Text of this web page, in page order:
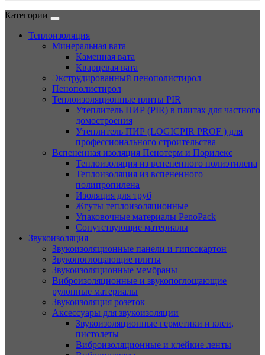
Категории
Теплоизоляция
Минеральная вата
Каменная вата
Кварцевая вата
Экструдированный пенополистирол
Пенополистирол
Теплоизоляционные плиты PIR
Утеплитель ПИР (PIR) в плитах для частного
домостроения
Утеплитель ПИР (LOGICPIR PROF ) для
профессионального строительства
Вспененная изоляция Пенотерм и Порилекс
Теплоизоляция из вспененного полиэтилена
Теплоизоляция из вспененного
полипропилена
Изоляция для труб
Жгуты теплоизоляционные
Упаковочные материалы PenoPack
Сопутствующие материалы
Звукоизоляция
Звукоизоляционные панели и гипсокартон
Звукопоглощающие плиты
Звукоизоляционные мембраны
Виброизоляционные и звукопоглощающие
рулонные материалы
Звукоизоляция розеток
Аксессуары для звукоизоляции
Звукоизоляционные герметики и клеи,
пистолеты
Виброизоляционные и клейкие ленты